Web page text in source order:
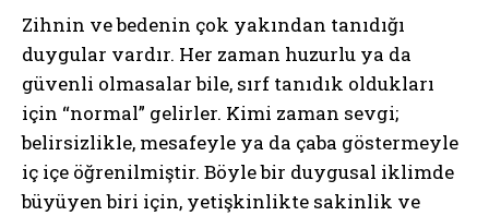
Zihnin ve bedenin çok yakından tanıdığı
duygular vardır. Her zaman huzurlu ya da
güvenli olmasalar bile, sırf tanıdık oldukları
için “normal” gelirler. Kimi zaman sevgi;
belirsizlikle, mesafeyle ya da çaba göstermeyle
iç içe öğrenilmiştir. Böyle bir duygusal iklimde
büyüyen biri için, yetişkinlikte sakinlik ve